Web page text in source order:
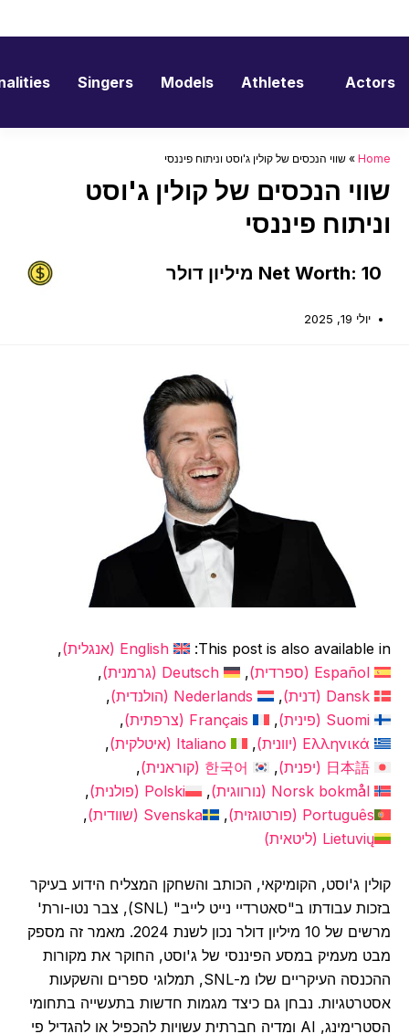
לתוכן
Actors
Athletes
Models
Singers
Home
» שווי הנכסים של קולין ג'וסט וניתוח פיננסי
שווי הנכסים של קולין ג'וסט
וניתוח פיננסי
Net Worth: 10 מיליון דולר
יולי 19, 2025
This post is also available in:
English
(אנגלית)
Español
(ספרדית)
Deutsch
(גרמנית)
Dansk
(דנית)
Nederlands
(הולנדית)
Suomi
(פינית)
Français
(צרפתית)
Ελληνικά
(יוונית)
Italiano
(איטלקית)
日本語
(יפנית)
한국어
(קוראנית)
Norsk bokmål
(נורווגית)
Polski
(פולנית)
Português
(פורטוגזית)
Svenska
(שוודית)
Lietuvių
(ליטאית)
קולין ג'וסט, הקומיקאי, הכותב והשחקן המצליח הידוע בעיקר
בזכות עבודתו ב"סאטרדיי נייט לייב" (SNL), צבר נטו-ורת'
מרשים של 10 מיליון דולר נכון לשנת 2024. מאמר זה מספק
מבט מעמיק במסע הפיננסי של ג'וסט, החוקר את מקורות
ההכנסה העיקריים שלו מ-SNL, תמלוגי ספרים והשקעות
אסטרטגיות. נבחן גם כיצד מגמות חדשות בתעשייה בתחומי
הסטרימינג, AI ומדיה חברתית עשויות להכפיל או להגדיל פי